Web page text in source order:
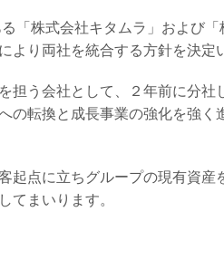
「株式会社キタムラ」および
り両社を統合する方針を決定
担う会社として、２年前に分
の転換と成長事業の強化を強
起点に立ちグループの現有資
てまいります。